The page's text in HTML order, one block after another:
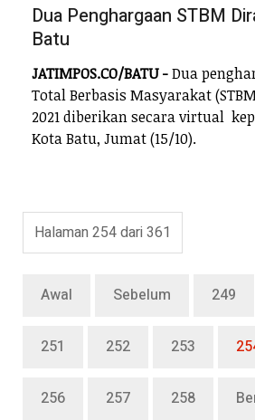
Dua Penghargaan STBM
Batu
JATIMPOS.CO/BATU -Dua
Total Berbasis Masyarakat
2021 diberikan secara virtual
Kota Batu, Jumat (15/10).
Halaman 254 dari 361
Awal Sebelum 249
251 252 253
256 257 258